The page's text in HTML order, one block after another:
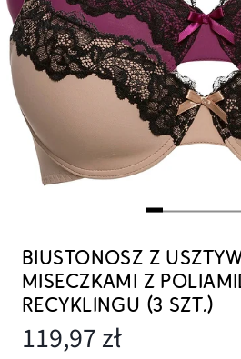
BIUSTONOSZ Z
MISECZKAMI Z
RECYKLINGU (3 SZT.)
119,97 zł